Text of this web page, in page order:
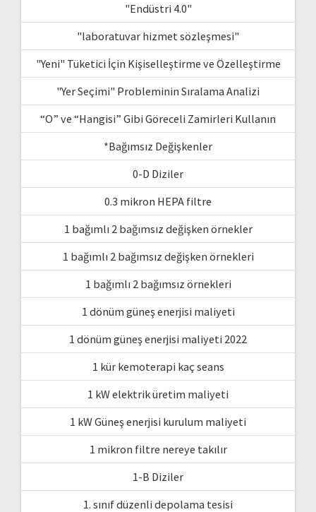
"Endüstri 4.0"
"laboratuvar hizmet sözleşmesi"
"Yeni" Tüketici İçin Kişiselleştirme ve Özelleştirme
"Yer Seçimi" Probleminin Sıralama Analizi
“O” ve “Hangisi” Gibi Göreceli Zamirleri Kullanın
*Bağımsız Değişkenler
0-D Diziler
0.3 mikron HEPA filtre
1 bağımlı 2 bağımsız değişken örnekler
1 bağımlı 2 bağımsız değişken örnekleri
1 bağımlı 2 bağımsız örnekleri
1 dönüm güneş enerjisi maliyeti
1 dönüm güneş enerjisi maliyeti 2022
1 kür kemoterapi kaç seans
1 kW elektrik üretim maliyeti
1 kW Güneş enerjisi kurulum maliyeti
1 mikron filtre nereye takılır
1-B Diziler
1. sınıf düzenli depolama tesisi